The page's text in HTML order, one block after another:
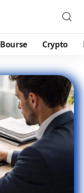
Bourse Crypto